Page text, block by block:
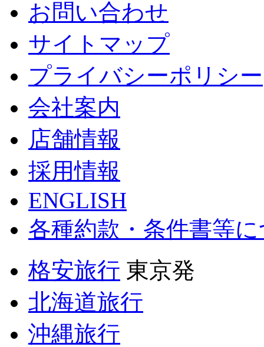
お問い合わせ
サイトマップ
プライバシーポリシー
会社案内
店舗情報
採用情報
ENGLISH
各種約款・条件書等
格安旅行 東京発
北海道旅行
沖縄旅行